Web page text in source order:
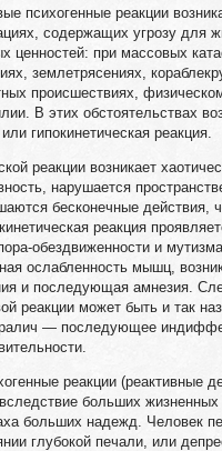
психогенные реакции
содержащих угрозу для
ценностей: при массовых
землетрясениях,
происшествиях,
В этих обстоятельствах
гипокинетическая реакция.
реакции возникает
нарушается
бесконечные действия,
реакция
обездвиженности и
ослабленность мышц,
и последующая амнезия.
реакции может быть и так
— последующее
реакции (реактивные
больших жизненных
больших надежд. Человек
глубокой печали, или